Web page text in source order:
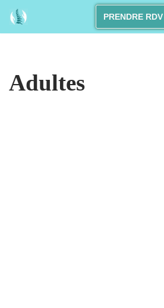
Skip
PRENDRE RDV
Adultes